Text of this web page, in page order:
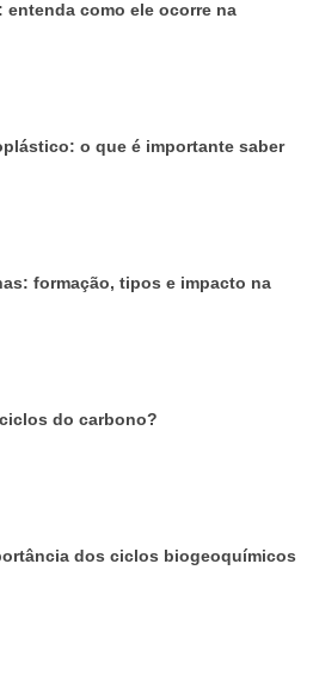
entenda como ele ocorre na
o que é importante saber
formação, tipos e impacto na
do carbono?
dos ciclos biogeoquímicos